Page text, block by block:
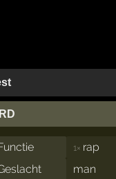
1× rap
man